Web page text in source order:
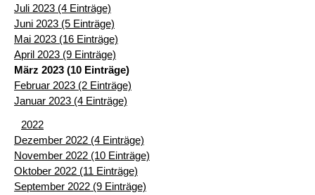
Juli 2023 (4 Einträge)
Juni 2023 (5 Einträge)
Mai 2023 (16 Einträge)
April 2023 (9 Einträge)
März 2023 (10 Einträge)
Februar 2023 (2 Einträge)
Januar 2023 (4 Einträge)
2022
Dezember 2022 (4 Einträge)
November 2022 (10 Einträge)
Oktober 2022 (11 Einträge)
September 2022 (9 Einträge)